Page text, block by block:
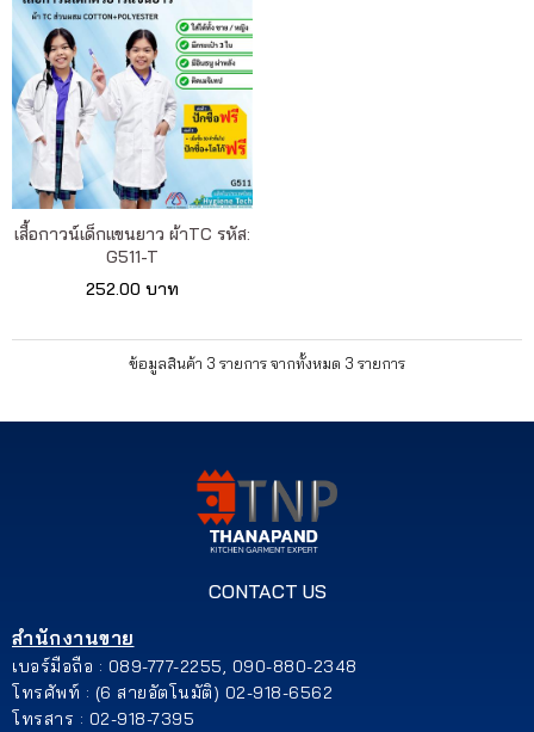
ติดต่อ
เรา
เสื้อกาวน์เด็กแขนยาว ผ้าTC รหัส:
G511-T
252.00 บาท
ข้อมูลสินค้า 3 รายการ จากทั้งหมด 3 รายการ
CONTACT US
สำนักงานขาย
เบอร์มือถือ : 089-777-2255, 090-880-2348
โทรศัพท์ : (6 สายอัตโนมัติ) 02-918-6562
โทรสาร : 02-918-7395